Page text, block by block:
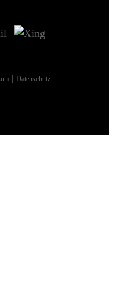
| Datenschutz